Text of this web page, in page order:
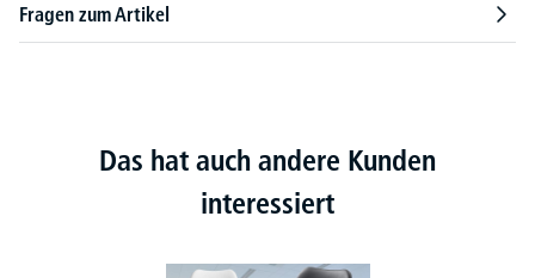
Fragen zum Artikel
Das hat auch andere Kunden
interessiert